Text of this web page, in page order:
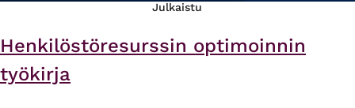
Julkaistu
Henkilöstöresurssin optimoinnin
työkirja